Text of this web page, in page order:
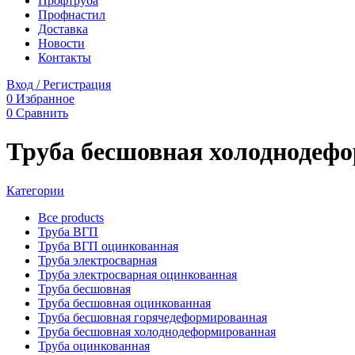
Профнастил
Доставка
Новости
Контакты
Вход / Регистрация
0 Избранное
0 Сравнить
Труба бесшовная
Категории
Все products
Труба ВГП
Труба ВГП оцинкованная
Труба электросварная
Труба электросварная оцинкованная
Труба бесшовная
Труба бесшовная оцинкованная
Труба бесшовная горячедеформированная
Труба бесшовная холоднодеформированная
Труба оцинкованная